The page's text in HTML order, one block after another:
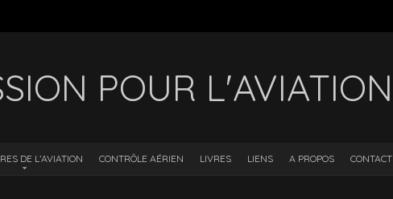
POUR L'AVIATION
DE L’AVIATION CONTRÔLE AÉRIEN LIVRES LIENS A PROPOS CONTACT